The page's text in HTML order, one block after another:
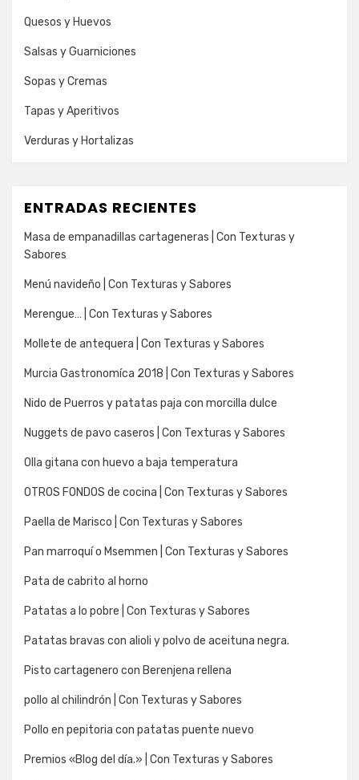
Quesos y Huevos
Salsas y Guarniciones
Sopas y Cremas
Tapas y Aperitivos
Verduras y Hortalizas
ENTRADAS RECIENTES
Masa de empanadillas cartageneras | Con Texturas y
Sabores
Menú navideño | Con Texturas y Sabores
Merengue… | Con Texturas y Sabores
Mollete de antequera | Con Texturas y Sabores
Murcia Gastronomíca 2018 | Con Texturas y Sabores
Nido de Puerros y patatas paja con morcilla dulce
Nuggets de pavo caseros | Con Texturas y Sabores
Olla gitana con huevo a baja temperatura
OTROS FONDOS de cocina | Con Texturas y Sabores
Paella de Marisco | Con Texturas y Sabores
Pan marroquí o Msemmen | Con Texturas y Sabores
Pata de cabrito al horno
Patatas a lo pobre | Con Texturas y Sabores
Patatas bravas con alioli y polvo de aceituna negra.
Pisto cartagenero con Berenjena rellena
pollo al chilindrón | Con Texturas y Sabores
Pollo en pepitoria con patatas puente nuevo
Premios «Blog del día.» | Con Texturas y Sabores